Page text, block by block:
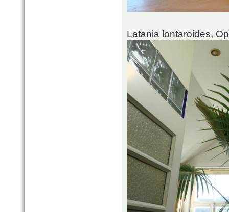
Latania lontaroides,